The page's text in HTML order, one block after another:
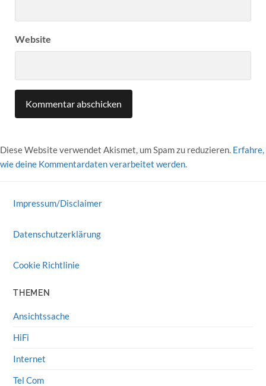
Website
Diese Website verwendet Akismet, um Spam zu reduzieren. Erfahre,
wie deine Kommentardaten verarbeitet werden.
Impressum/Disclaimer
Datenschutzerklärung
Cookie Richtlinie
THEMEN
Ansichtssache
HiFi
Internet
Tel Com